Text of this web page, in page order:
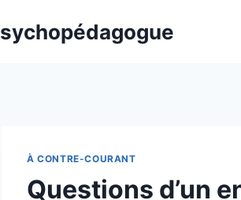
À CONTRE-COURANT
Questions d’un